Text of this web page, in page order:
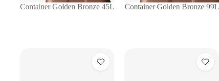
Container Golden Bronze 45L Container Golden Bronze 99L